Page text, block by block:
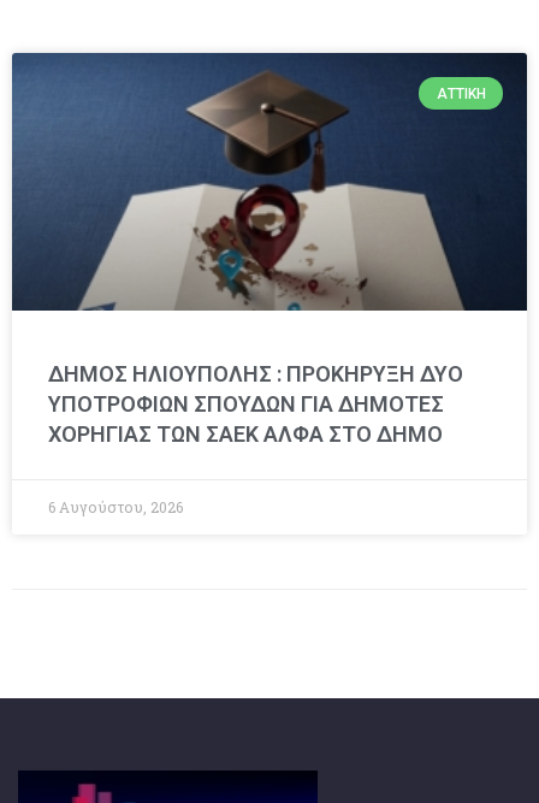
ΑΤΤΙΚΉ
ΔΗΜΟΣ ΗΛΙΟΥΠΟΛΗΣ : ΠΡΟΚΗΡΥΞΗ ΔΥΟ
ΥΠΟΤΡΟΦΙΩΝ ΣΠΟΥΔΩΝ ΓΙΑ ΔΗΜΟΤΕΣ
ΧΟΡΗΓΙΑΣ ΤΩΝ ΣΑΕΚ ΑΛΦΑ ΣΤΟ ΔΗΜΟ
6 Αυγούστου, 2026